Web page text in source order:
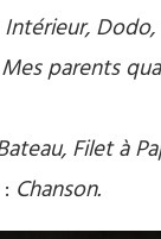
Intérieur,
Mes parents
Filet à
Chanson.